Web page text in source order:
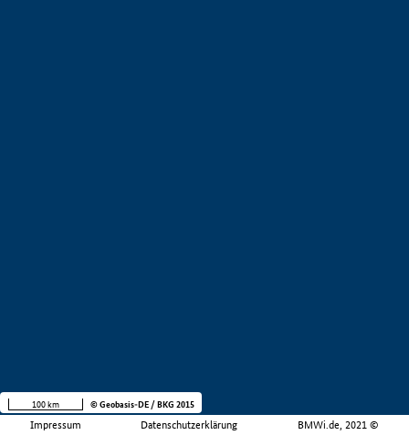
Impressum Datenschutzerklärung BMWi.de, 2021 ©
100 km © Geobasis-DE / BKG 2015